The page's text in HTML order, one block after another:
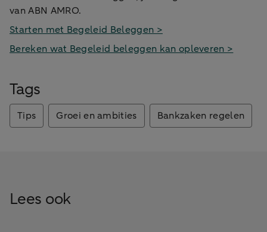
van ABN AMRO.
Starten met Begeleid Beleggen >
Bereken wat Begeleid beleggen kan opleveren >
Tags
Tips Groei en ambities Bankzaken regelen
Lees ook